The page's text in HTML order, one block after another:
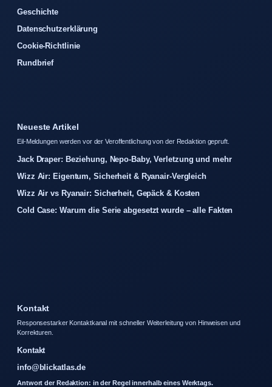
Geschichte
Datenschutzerklärung
Cookie-Richtlinie
Rundbrief
Neueste Artikel
Eil-Meldungen werden vor der Veroffentlichung von der Redaktion gepruft.
Jack Draper: Beziehung, Nepo-Baby, Verletzung und mehr
Wizz Air: Eigentum, Sicherheit & Ryanair-Vergleich
Wizz Air vs Ryanair: Sicherheit, Gepäck & Kosten
Cold Case: Warum die Serie abgesetzt wurde – alle Fakten
Kontakt
Responsestarker Kontaktkanal mit schneller Weiterleitung von Hinweisen und
Korrekturen.
Kontakt
info@blickatlas.de
Antwort der Redaktion: in der Regel innerhalb eines Werktags.